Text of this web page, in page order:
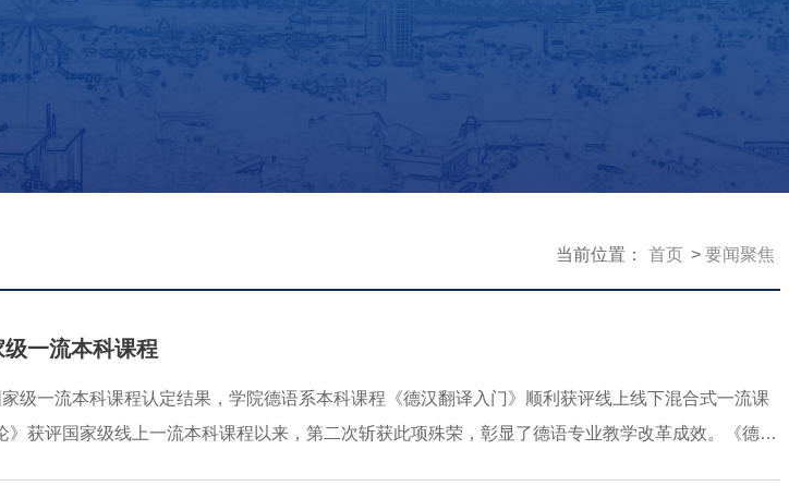
当前位置： 首页 要闻聚焦
一流本科课程
级一流本科课程认定结果，学院德语系本科课程《德汉翻译入门》顺利获评线上线下混合式一流课
获评国家级线上一流本科课程以来，第二次斩获此项殊荣，彰显了德语专业教学改革成效。《德汉